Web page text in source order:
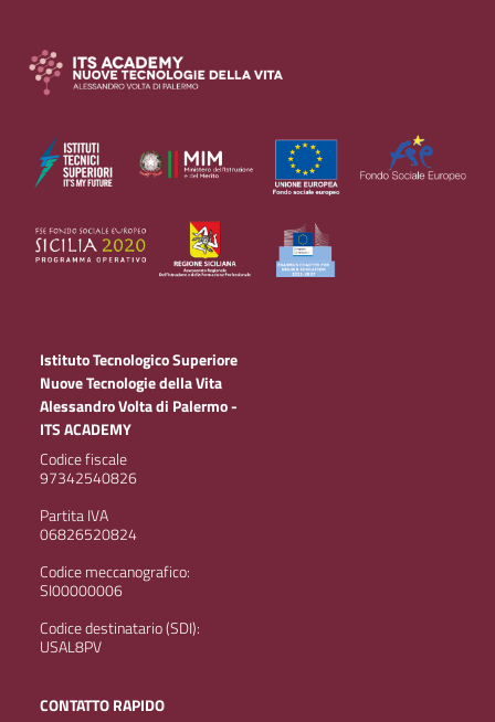
Istituto Tecnologico Superiore
Nuove Tecnologie della Vita
Alessandro Volta di Palermo -
ITS ACADEMY
Codice fiscale
97342540826
Partita IVA
06826520824
Codice meccanografico:
SI00000006
Codice destinatario (SDI):
USAL8PV
CONTATTO RAPIDO